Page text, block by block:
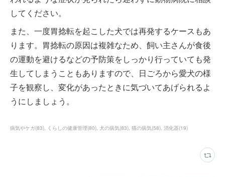
してください。
また、一度胃捻転を起こした犬では再発するケースもあ
ります。胃捻転の原因は複雑なため、飼い主さんが食後
の運動を避けるなどの予防策をしっかり行っていても発
生してしまうこともありますので、日ごろから愛犬の様
子を観察し、変化があったときに気づいてあげられるよ
うにしましょう。
病気やケガ(83) くらしの健康管理(80) 犬の病気(83) 猫の病気(58) 消化器(19)